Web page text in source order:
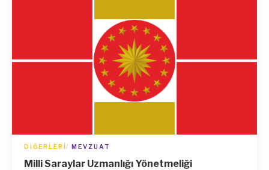
DIĞERLERI MEVZUAT
Milli Saraylar Uzmanlığı Yönetmeliği